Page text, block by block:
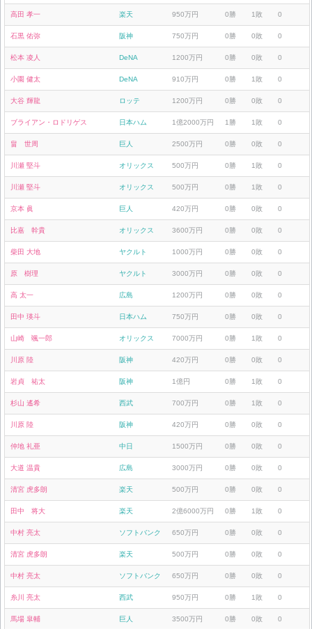
高田 孝一 楽天 950万円 0勝 1敗 0
石黒 佑弥 阪神 750万円 0勝 0敗 0
松本 凌人 DeNA 1200万円 0勝 0敗 0
小園 健太 DeNA 910万円 0勝 1敗 0
大谷 輝龍 ロッテ 1200万円 0勝 0敗 0
ブライアン・ロドリゲス 日本ハム 1億2000万円 1勝 1敗 0
畠 世周 巨人 2500万円 0勝 0敗 0
川瀬 堅斗 オリックス 500万円 0勝 1敗 0
川瀬 堅斗 オリックス 500万円 0勝 1敗 0
京本 眞 巨人 420万円 0勝 0敗 0
比嘉 幹貴 オリックス 3600万円 0勝 0敗 0
柴田 大地 ヤクルト 1000万円 0勝 0敗 0
原 樹理 ヤクルト 3000万円 0勝 0敗 0
高 太一 広島 1200万円 0勝 0敗 0
田中 瑛斗 日本ハム 750万円 0勝 0敗 0
山崎 颯一郎 オリックス 7000万円 0勝 1敗 0
川原 陸 阪神 420万円 0勝 0敗 0
岩貞 祐太 阪神 1億円 0勝 1敗 0
杉山 遙希 西武 700万円 0勝 1敗 0
川原 陸 阪神 420万円 0勝 0敗 0
仲地 礼亜 中日 1500万円 0勝 0敗 0
大道 温貴 広島 3000万円 0勝 0敗 0
清宮 虎多朗 楽天 500万円 0勝 0敗 0
田中 将大 楽天 2億6000万円 0勝 1敗 0
中村 亮太 ソフトバンク 650万円 0勝 0敗 0
清宮 虎多朗 楽天 500万円 0勝 0敗 0
中村 亮太 ソフトバンク 650万円 0勝 0敗 0
糸川 亮太 西武 950万円 0勝 1敗 0
馬場 皐輔 巨人 3500万円 0勝 0敗 0